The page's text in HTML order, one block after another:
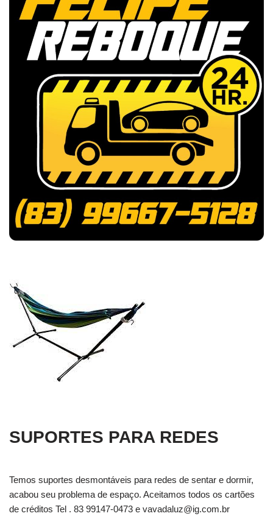
SUPORTES PARA REDES
Temos suportes desmontáveis para redes de sentar e dormir,
acabou seu problema de espaço. Aceitamos todos os cartões
de créditos Tel . 83 99147-0473 e vavadaluz@ig.com.br